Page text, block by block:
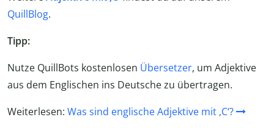
QuillBlog.
Tipp:
Nutze QuillBots kostenlosen Übersetzer, um Adjektive
aus dem Englischen ins Deutsche zu übertragen.
Weiterlesen: Was sind englische Adjektive mit ,C‘?